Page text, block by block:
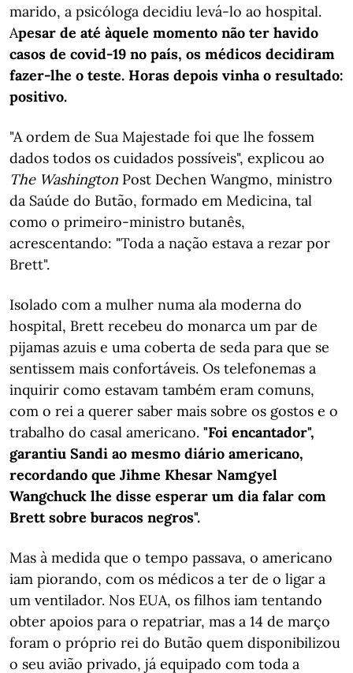
marido, a psicóloga decidiu levá-lo ao hospital.
Apesar de até àquele momento não ter havido
casos de covid-19 no país, os médicos decidiram
fazer-lhe o teste. Horas depois vinha o resultado:
positivo.
"A ordem de Sua Majestade foi que lhe fossem
dados todos os cuidados possíveis", explicou ao
The Washington Post Dechen Wangmo, ministro
da Saúde do Butão, formado em Medicina, tal
como o primeiro-ministro butanês,
acrescentando: "Toda a nação estava a rezar por
Brett".
Isolado com a mulher numa ala moderna do
hospital, Brett recebeu do monarca um par de
pijamas azuis e uma coberta de seda para que se
sentissem mais confortáveis. Os telefonemas a
inquirir como estavam também eram comuns,
com o rei a querer saber mais sobre os gostos e o
trabalho do casal americano. "Foi encantador",
garantiu Sandi ao mesmo diário americano,
recordando que Jihme Khesar Namgyel
Wangchuck lhe disse esperar um dia falar com
Brett sobre buracos negros".
Mas à medida que o tempo passava, o americano
iam piorando, com os médicos a ter de o ligar a
um ventilador. Nos EUA, os filhos iam tentando
obter apoios para o repatriar, mas a 14 de março
foram o próprio rei do Butão quem disponibilizou
o seu avião privado, já equipado com toda a